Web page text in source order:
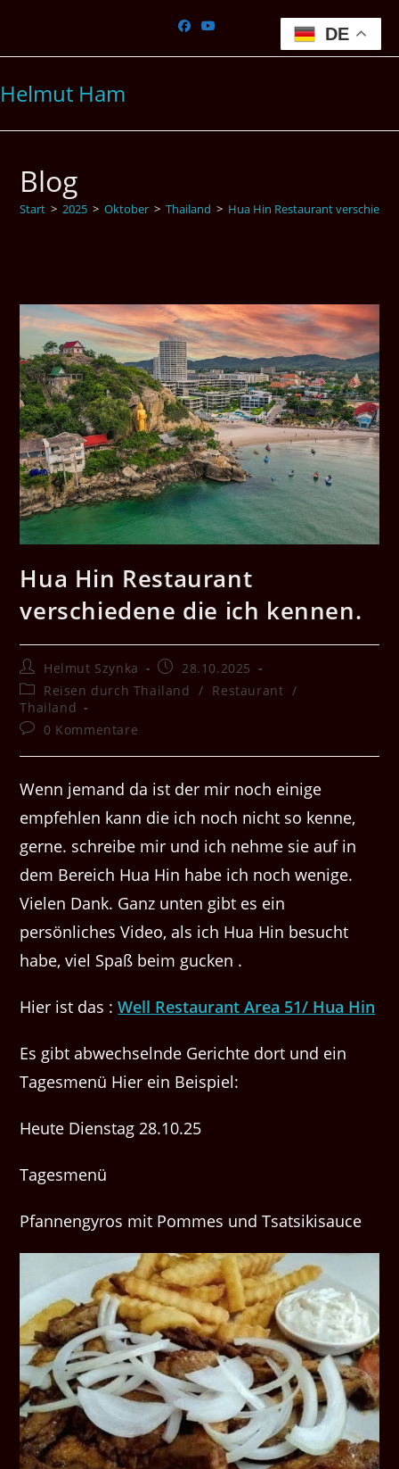
springen
Helmut Ham
Blog
Start > 2025 > Oktober > Thailand > Hua Hin Restaurant
Hua Hin Restaurant
verschiedene die ich kennen.
Beitrags-
Autor:
Helmut Szynka
Beitrag
veröffentlicht:
28.10.2025
Beitrags-
Kategorie:
Reisen durch Thailand / Restaurant /
Thailand
Beitrags-
0 Kommentare
Wenn jemand da ist der mir noch einige
empfehlen kann die ich noch nicht so kenne,
gerne. schreibe mir und ich nehme sie auf in
dem Bereich Hua Hin habe ich noch wenige.
Vielen Dank. Ganz unten gibt es ein
persönliches Video, als ich Hua Hin besucht
habe, viel Spaß beim gucken .
Hier ist das :Well Restaurant Area 51/ Hua Hin
Es gibt abwechselnde Gerichte dort und ein
Tagesmenü Hier ein Beispiel:
Heute Dienstag 28.10.25
Tagesmenü
Pfannengyros mit Pommes und Tsatsikisauce
DE